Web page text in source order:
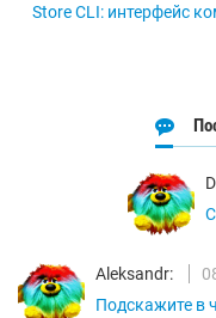
Store CLI: интерфейс
Aleksandr:
Подскажите в